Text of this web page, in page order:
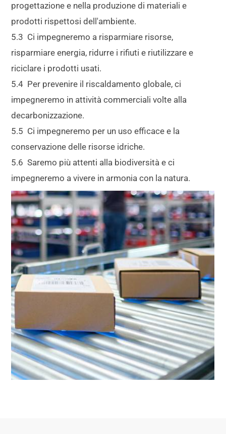
progettazione e nella produzione di materiali e
prodotti rispettosi dell'ambiente.
5.3 Ci impegneremo a risparmiare risorse,
risparmiare energia, ridurre i rifiuti e riutilizzare e
riciclare i prodotti usati.
5.4 Per prevenire il riscaldamento globale, ci
impegneremo in attività commerciali volte alla
decarbonizzazione.
5.5 Ci impegneremo per un uso efficace e la
conservazione delle risorse idriche.
5.6 Saremo più attenti alla biodiversità e ci
impegneremo a vivere in armonia con la natura.